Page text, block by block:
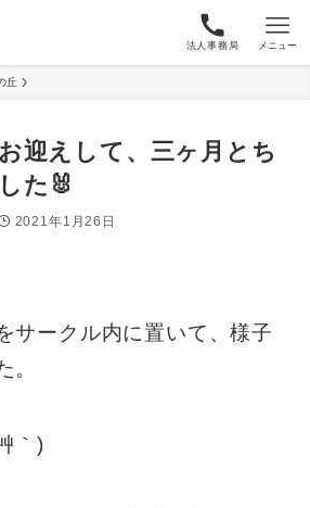
法人事務局 メニュー
丘
迎えして、三ヶ月とち
た🐰
2021年1月26日
サークル内に置いて、様子
。
｀)